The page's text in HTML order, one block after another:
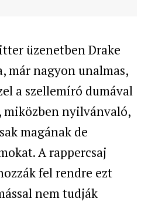
üzenetben Drake
már nagyon unalmas,
a szellemíró dumával
miközben nyilvánvaló,
magának de
A rappercsaj
fel rendre ezt
nem tudják